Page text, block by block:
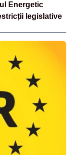
Energetic
legislative